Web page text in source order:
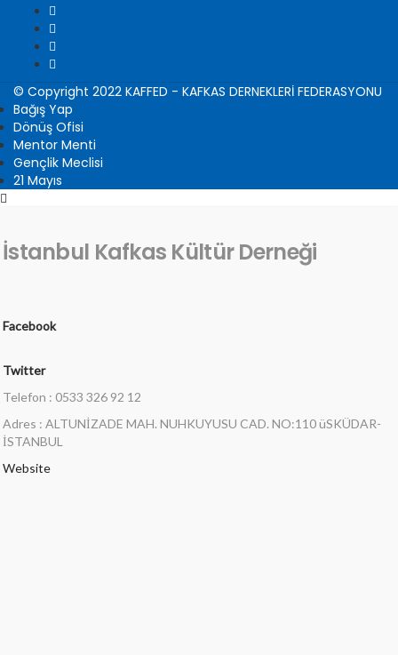
© Copyright 2022 KAFFED - KAFKAS DERNEKLERİ FEDERASYONU
Bağış Yap
Dönüş Ofisi
Mentor Menti
Gençlik Meclisi
21 Mayıs
İstanbul Kafkas Kültür Derneği
Facebook
Twitter
Telefon : 0533 326 92 12
Adres : ALTUNİZADE MAH. NUHKUYUSU CAD. NO:110 üSKÜDAR-
İSTANBUL
Website